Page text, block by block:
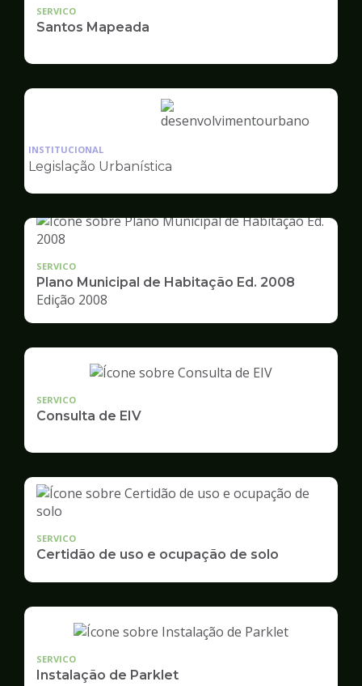
SERVICO
Santos Mapeada
Ilustração
Desenvolvimento
Urbano
INSTITUCIONAL
Legislação Urbanística
SERVICO
Plano Municipal de Habitação Ed. 2008
Edição 2008
SERVICO
Consulta de EIV
SERVICO
Certidão de uso e ocupação de solo
SERVICO
Instalação de Parklet